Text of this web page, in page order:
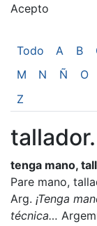
Acepto
Todo A B
M
N Ñ O
Z
tallador.
tenga mano,
Pare mano,
Arg. ¡Tenga
técnica…